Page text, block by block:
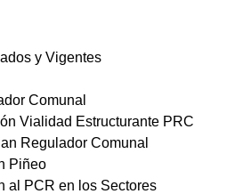
y Vigentes
Comunal
Vialidad Estructurante PRC
Regulador Comunal
Piñeo
al PCR en los Sectores